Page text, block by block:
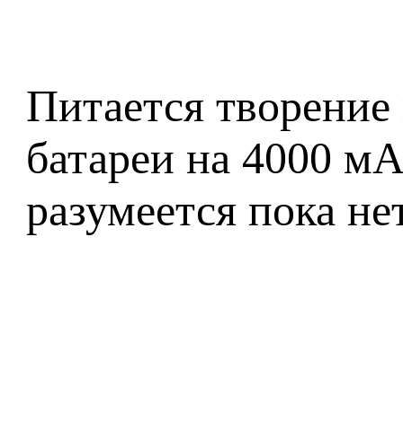
Питается
батареи на 4000
разумеется пока